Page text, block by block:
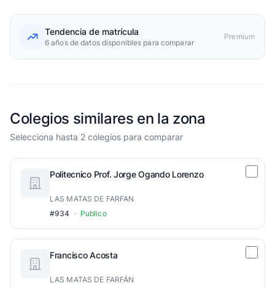
Tendencia de matrícula
6 años de datos disponibles para comparar
Premium
Colegios similares en la zona
Selecciona hasta 2 colegios para comparar
Politecnico Prof. Jorge Ogando Lorenzo
LAS MATAS DE FARFAN
#934 · Publico
Francisco Acosta
LAS MATAS DE FARFÁN